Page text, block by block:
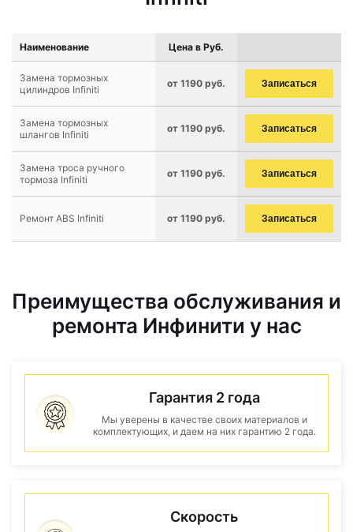
Наименование Цена в Руб.
Замена тормозных
цилиндров Infiniti
от 1190 руб. Записаться
Замена тормозных
шлангов Infiniti
от 1190 руб. Записаться
Замена троса ручного
тормоза Infiniti
от 1190 руб. Записаться
Ремонт ABS Infiniti от 1190 руб. Записаться
Преимущества обслуживания и
ремонта Инфинити у нас
Гарантия 2 года
Мы уверены в качестве своих материалов и
комплектующих, и даем на них гарантию 2 года.
Скорость